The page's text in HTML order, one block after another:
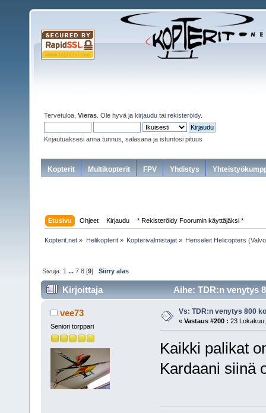
Tervetuloa, Vieras . Ole hyvä ja kirjaudu tai rekisteröidy.
Kirjautuaksesi anna tunnus, salasana ja istuntosi pituus
Kopterit Multikopterit FPV Yhdistys
Etusivu Ohjeet Kirjaudu * Rekisteröidy Foorumin käyttäjäksi *
Kopterit.net » Helikopterit» Kopterivalmistajat» Henseleit Helicopters
Sivuja: 1 ...7 8 [9]Siirry alas
Kirjoittaja Aihe: TDR:n venytys
vee73
Seniori torppari
Vs: TDR:n venytys 800
« Vastaus #200 : 23
Kaikki palikat
Kardaani siinä